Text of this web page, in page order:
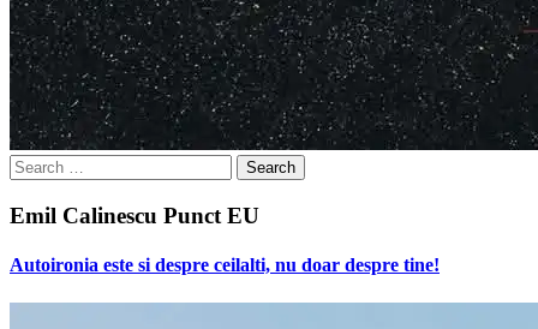
Search
for:
Emil Calinescu Punct EU
Autoironia este si despre ceilalti, nu doar despre tine!